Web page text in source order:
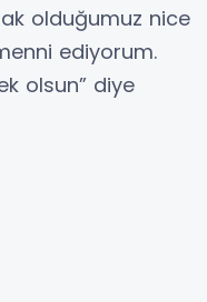
olduğumuz nice
ediyorum.
olsun” diye